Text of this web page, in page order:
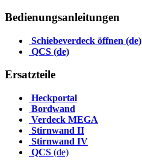
Bedienungsanleitungen
Schiebeverdeck öffnen (de)
QCS (de)
Ersatzteile
Heckportal
Bordwand
Verdeck MEGA
Stirnwand II
Stirnwand IV
QCS (de)